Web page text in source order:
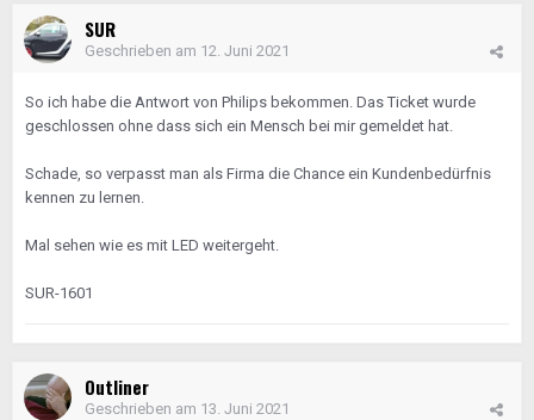
SUR
Geschrieben am 12. Juni 2021
So ich habe die Antwort von Philips bekommen. Das Ticket wurde
geschlossen ohne dass sich ein Mensch bei mir gemeldet hat.
Schade, so verpasst man als Firma die Chance ein Kundenbedürfnis
kennen zu lernen.
Mal sehen wie es mit LED weitergeht.
SUR-1601
Outliner
Geschrieben am 13. Juni 2021